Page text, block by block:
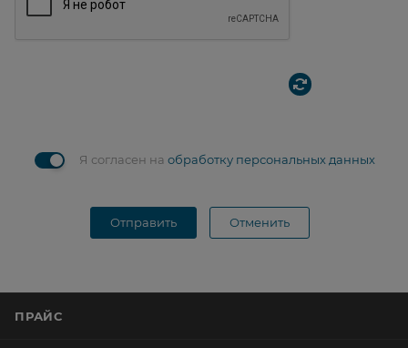
Я согласен на обработку персональных данных
Отправить Отменить
ПРАЙС